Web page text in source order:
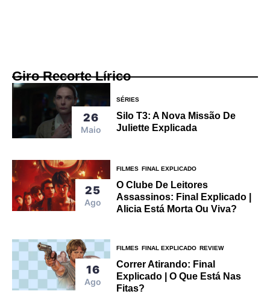
Giro Recorte Lírico
26
Maio
SÉRIES
Silo T3: A Nova Missão De
Juliette Explicada
25
Ago
FILMES FINAL EXPLICADO
O Clube De Leitores
Assassinos: Final Explicado |
Alicia Está Morta Ou Viva?
16
Ago
FILMES FINAL EXPLICADO REVIEW
Correr Atirando: Final
Explicado | O Que Está Nas
Fitas?